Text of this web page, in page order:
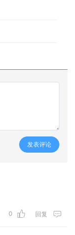
发表评论
0 回复